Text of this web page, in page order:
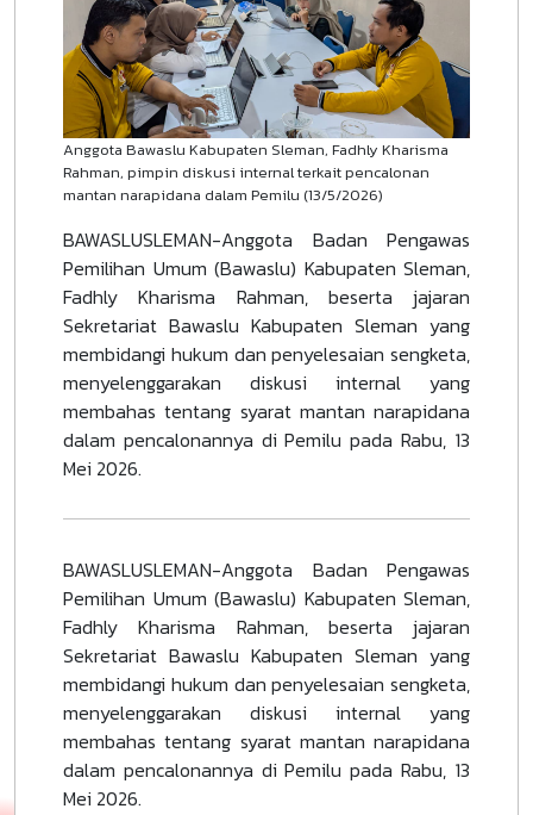
Anggota Bawaslu Kabupaten Sleman, Fadhly Kharisma
Rahman, pimpin diskusi internal terkait pencalonan
mantan narapidana dalam Pemilu (13/5/2026)
BAWASLUSLEMAN-Anggota Badan Pengawas
Pemilihan Umum (Bawaslu) Kabupaten Sleman,
Fadhly Kharisma Rahman, beserta jajaran
Sekretariat Bawaslu Kabupaten Sleman yang
membidangi hukum dan penyelesaian sengketa,
menyelenggarakan diskusi internal yang
membahas tentang syarat mantan narapidana
dalam pencalonannya di Pemilu pada Rabu, 13
Mei 2026.
BAWASLUSLEMAN-Anggota Badan Pengawas
Pemilihan Umum (Bawaslu) Kabupaten Sleman,
Fadhly Kharisma Rahman, beserta jajaran
Sekretariat Bawaslu Kabupaten Sleman yang
membidangi hukum dan penyelesaian sengketa,
menyelenggarakan diskusi internal yang
membahas tentang syarat mantan narapidana
dalam pencalonannya di Pemilu pada Rabu, 13
Mei 2026.